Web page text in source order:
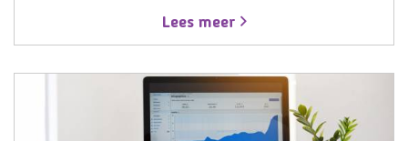
Lees meer